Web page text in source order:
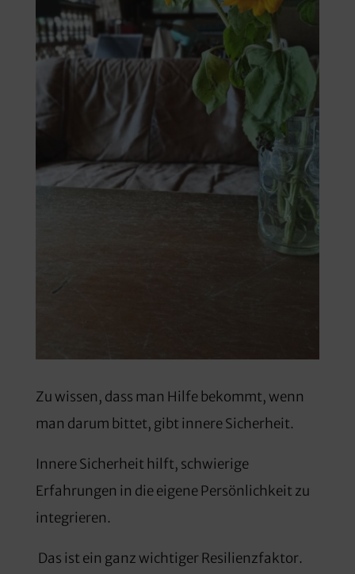
Zu wissen, dass man Hilfe bekommt, wenn
man darum bittet, gibt innere Sicherheit.
Innere Sicherheit hilft, schwierige
Erfahrungen in die eigene Persönlichkeit zu
integrieren.
Das ist ein ganz wichtiger Resilienzfaktor.